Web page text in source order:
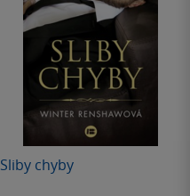
Sliby chyby